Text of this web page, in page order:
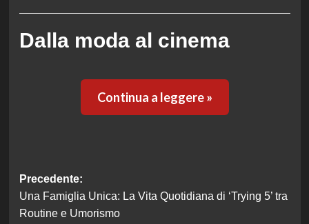
Dalla moda al cinema
Continua a leggere »
Navigazione
articolo
Precedente:
Una Famiglia Unica: La Vita Quotidiana di ‘Trying 5’ tra
Routine e Umorismo